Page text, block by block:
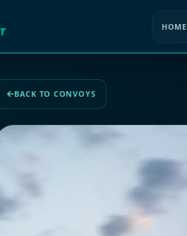
BACK TO CONVOYS
HOME